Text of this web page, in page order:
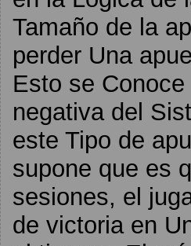
Tamaño de la
perder Una
Esto se
negativa del
este Tipo de
supone que es
sesiones, el
de victoria en